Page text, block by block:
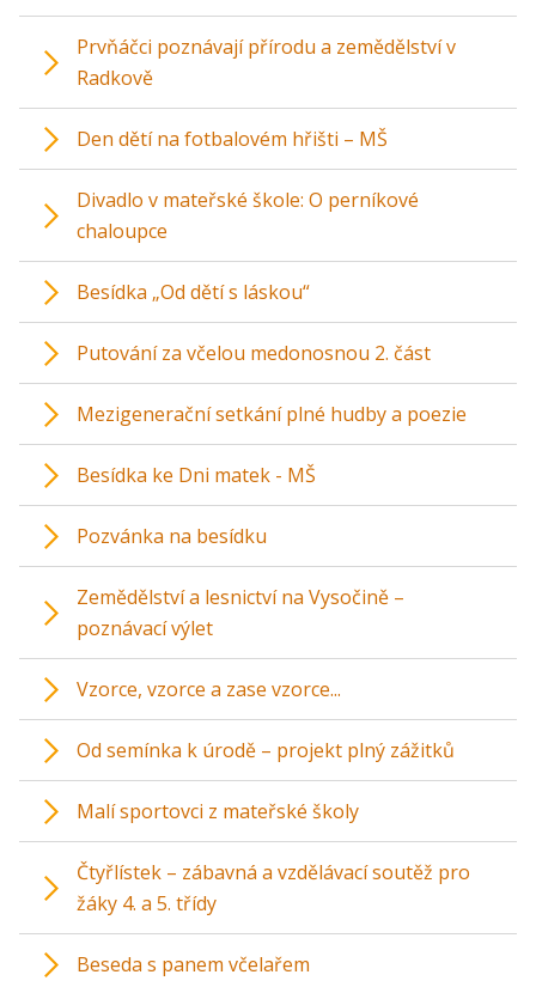
Prvňáčci poznávají přírodu a zemědělství v
Radkově
Den dětí na fotbalovém hřišti – MŠ
Divadlo v mateřské škole: O perníkové
chaloupce
Besídka „Od dětí s láskou“
Putování za včelou medonosnou 2. část
Mezigenerační setkání plné hudby a poezie
Besídka ke Dni matek - MŠ
Pozvánka na besídku
Zemědělství a lesnictví na Vysočině –
poznávací výlet
Vzorce, vzorce a zase vzorce...
Od semínka k úrodě – projekt plný zážitků
Malí sportovci z mateřské školy
Čtyřlístek – zábavná a vzdělávací soutěž pro
žáky 4. a 5. třídy
Beseda s panem včelařem